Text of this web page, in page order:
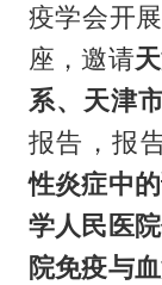
疫学会开
座，邀请
系、天津
报告，报
性炎症中
学人民医
院免疫与